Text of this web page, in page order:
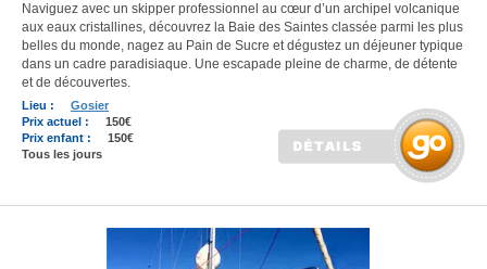
Naviguez avec un skipper professionnel au cœur d’un archipel volcanique
aux eaux cristallines, découvrez la Baie des Saintes classée parmi les plus
belles du monde, nagez au Pain de Sucre et dégustez un déjeuner typique
dans un cadre paradisiaque. Une escapade pleine de charme, de détente
et de découvertes.
Lieu :
Gosier
Prix actuel :
150€
Prix enfant :
150€
Tous les jours